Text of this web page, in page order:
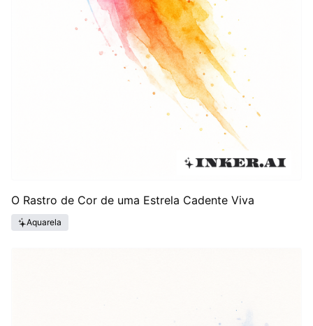
O Rastro de Cor de uma Estrela Cadente Viva
Aquarela